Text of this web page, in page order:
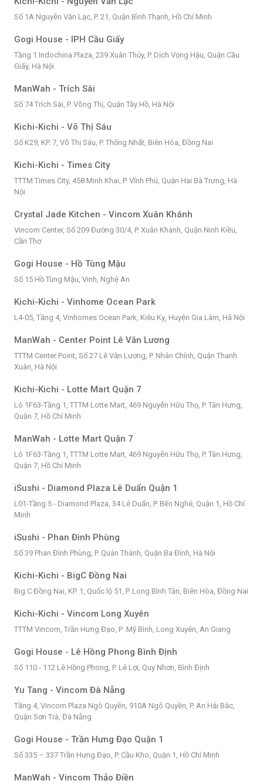
Số 1A Nguyễn Văn Lạc, P. 21, Quận Bình Thạnh, Hồ Chí Minh
Gogi House - IPH Cầu Giấy
Tầng 1 Indochina Plaza, 239 Xuân Thủy, P. Dịch Vọng Hậu, Quận Cầu
Giấy, Hà Nội
ManWah - Trích Sài
Số 74 Trích Sài, P. Võng Thị, Quận Tây Hồ, Hà Nội
Kichi-Kichi - Võ Thị Sáu
Số K29, KP. 7, Võ Thị Sáu, P. Thống Nhất, Biên Hòa, Đồng Nai
Kichi-Kichi - Times City
TTTM Times City, 458 Minh Khai, P. Vĩnh Phú, Quận Hai Bà Trưng, Hà
Nội
Crystal Jade Kitchen - Vincom Xuân Khánh
Vincom Center, Số 209 Đường 30/4, P. Xuân Khánh, Quận Ninh Kiều,
Cần Thơ
Gogi House - Hồ Tùng Mậu
Số 15 Hồ Tùng Mậu, Vinh, Nghệ An
Kichi-Kichi - Vinhome Ocean Park
L4-05, Tầng 4, Vinhomes Ocean Park, Kiêu Kỵ, Huyện Gia Lâm, Hà Nội
ManWah - Center Point Lê Văn Lương
TTTM Center Point, Số 27 Lê Văn Lương, P. Nhân Chính, Quận Thanh
Xuân, Hà Nội
Kichi-Kichi - Lotte Mart Quận 7
Lô 1F63-Tầng 1, TTTM Lotte Mart, 469 Nguyễn Hữu Thọ, P. Tân Hưng,
Quận 7, Hồ Chí Minh
ManWah - Lotte Mart Quận 7
Lô 1F63-Tầng 1, TTTM Lotte Mart, 469 Nguyễn Hữu Thọ, P. Tân Hưng,
Quận 7, Hồ Chí Minh
iSushi - Diamond Plaza Lê Duẩn Quận 1
L01-Tầng 5 - Diamond Plaza, 34 Lê Duẩn, P. Bến Nghé, Quận 1, Hồ Chí
Minh
iSushi - Phan Đình Phùng
Số 39 Phan Đình Phùng, P. Quán Thánh, Quận Ba Đình, Hà Nội
Kichi-Kichi - BigC Đồng Nai
Big C Đồng Nai, KP. 1, Quốc lộ 51, P. Long Bình Tân, Biên Hòa, Đồng Nai
Kichi-Kichi - Vincom Long Xuyên
TTTM Vincom, Trần Hưng Đạo, P .Mỹ Bình, Long Xuyên, An Giang
Gogi House - Lê Hồng Phong Bình Định
Số 110 - 112 Lê Hồng Phong, P. Lê Lợi, Quy Nhơn, Bình Định
Yu Tang - Vincom Đà Nẵng
Tầng 4, Vincom Plaza Ngô Quyền, 910A Ngô Quyền, P. An Hải Bắc,
Quận Sơn Trà, Đà Nẵng
Gogi House - Trần Hưng Đạo Quận 1
Số 335 – 337 Trần Hưng Đạo, P. Cầu Kho, Quận 1, Hồ Chí Minh
ManWah - Vincom Thảo Điền